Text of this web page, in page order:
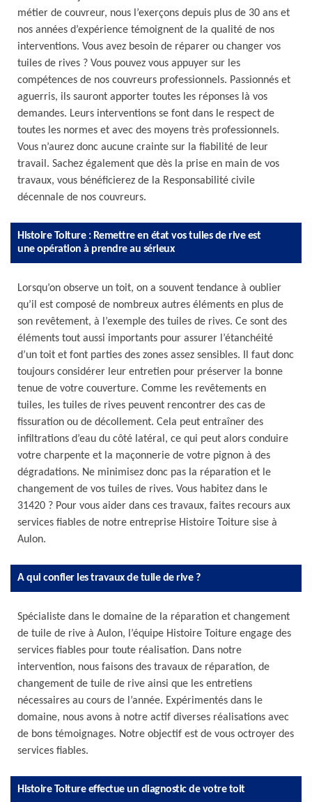
métier de couvreur, nous l’exerçons depuis plus de 30 ans et
nos années d’expérience témoignent de la qualité de nos
interventions. Vous avez besoin de réparer ou changer vos
tuiles de rives ? Vous pouvez vous appuyer sur les
compétences de nos couvreurs professionnels. Passionnés et
aguerris, ils sauront apporter toutes les réponses là vos
demandes. Leurs interventions se font dans le respect de
toutes les normes et avec des moyens très professionnels.
Vous n’aurez donc aucune crainte sur la fiabilité de leur
travail. Sachez également que dès la prise en main de vos
travaux, vous bénéficierez de la Responsabilité civile
décennale de nos couvreurs.
Histoire Toiture : Remettre en état vos tuiles de rive est
une opération à prendre au sérieux
Lorsqu’on observe un toit, on a souvent tendance à oublier
qu’il est composé de nombreux autres éléments en plus de
son revêtement, à l’exemple des tuiles de rives. Ce sont des
éléments tout aussi importants pour assurer l’étanchéité
d’un toit et font parties des zones assez sensibles. Il faut donc
toujours considérer leur entretien pour préserver la bonne
tenue de votre couverture. Comme les revêtements en
tuiles, les tuiles de rives peuvent rencontrer des cas de
fissuration ou de décollement. Cela peut entraîner des
infiltrations d’eau du côté latéral, ce qui peut alors conduire
votre charpente et la maçonnerie de votre pignon à des
dégradations. Ne minimisez donc pas la réparation et le
changement de vos tuiles de rives. Vous habitez dans le
31420 ? Pour vous aider dans ces travaux, faites recours aux
services fiables de notre entreprise Histoire Toiture sise à
Aulon.
A qui confier les travaux de tuile de rive ?
Spécialiste dans le domaine de la réparation et changement
de tuile de rive à Aulon, l’équipe Histoire Toiture engage des
services fiables pour toute réalisation. Dans notre
intervention, nous faisons des travaux de réparation, de
changement de tuile de rive ainsi que les entretiens
nécessaires au cours de l’année. Expérimentés dans le
domaine, nous avons à notre actif diverses réalisations avec
de bons témoignages. Notre objectif est de vous octroyer des
services fiables.
Histoire Toiture effectue un diagnostic de votre toit